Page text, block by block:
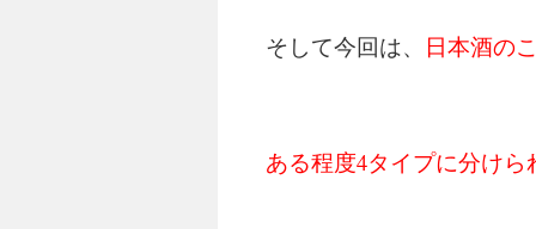
そして今回は、 日本酒の
ある程度4タイプに分けら